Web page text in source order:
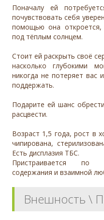
Поначалу ей
почувствовать себя
помощью она откроется,
под тёплым солнцем.
Стоит ей раскрыть своё
насколько глубокими
никогда не потеряет вас
поддержать.
Подарите ей шанс
расцвести.
Возраст 1,5 года, рост в
чипирована,
Есть дисплазия ТБС.
Пристраивается по
содержания и взаимной
Внешность \